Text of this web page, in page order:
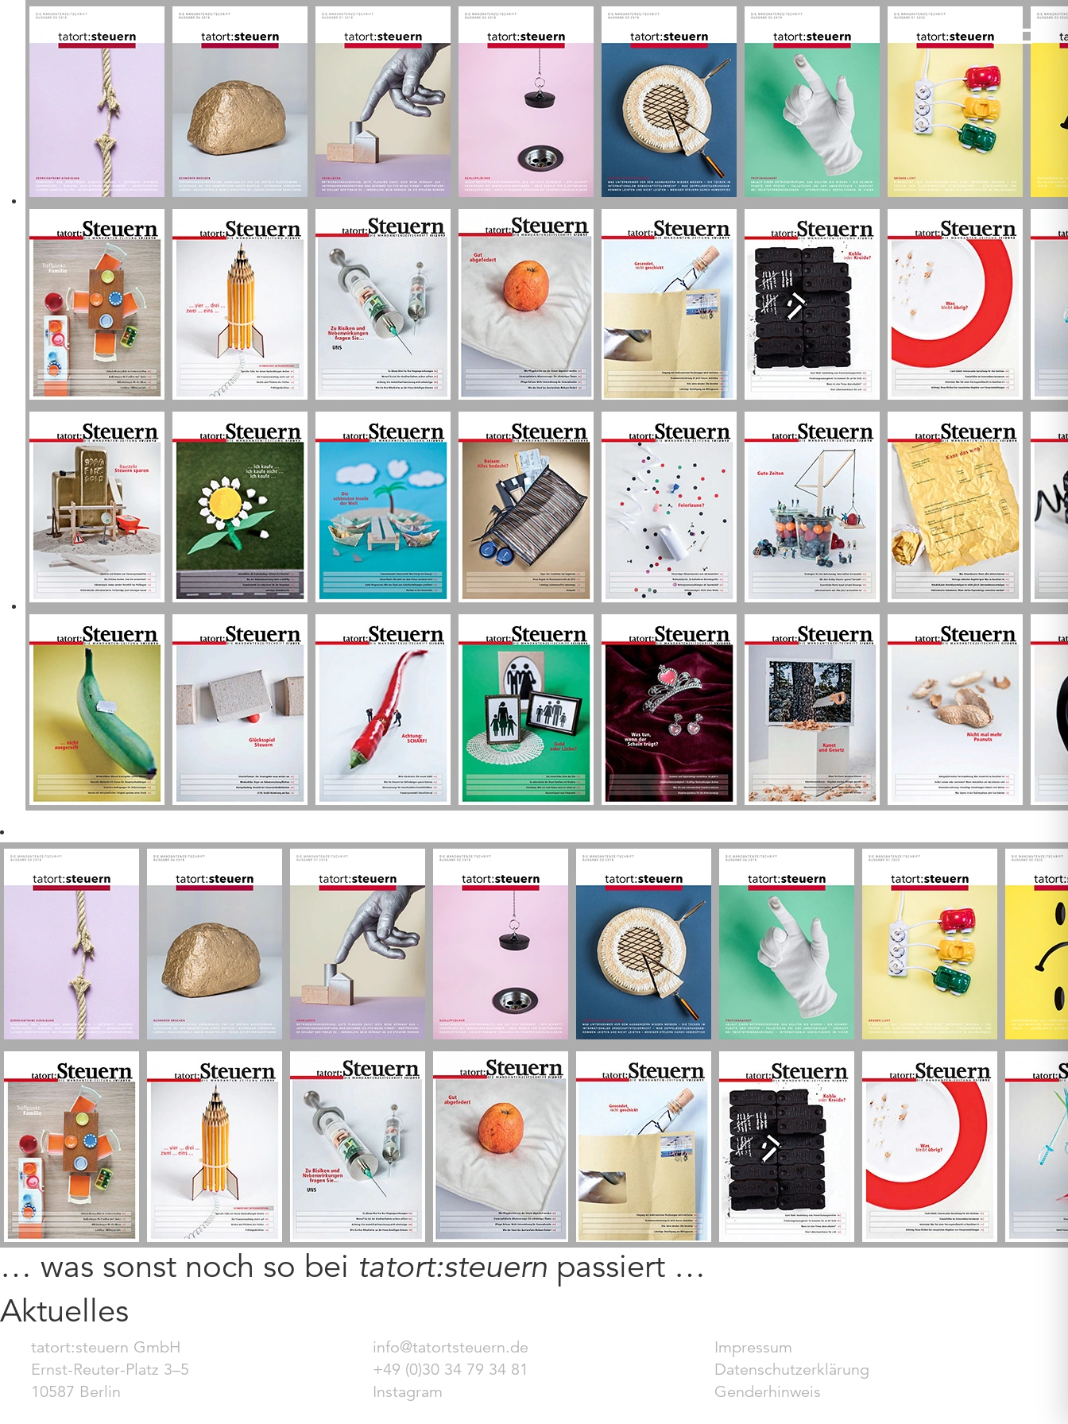
… was sonst noch so bei tatort:steuern passiert …
Aktuelles
tatort:steuern GmbH
Ernst-Reuter-Platz 3–5
10587 Berlin
info@tatortsteuern.de
+49 (0)30 34 79 34 81
Instagram
Impressum
Datenschutzerklärung
Genderhinweis